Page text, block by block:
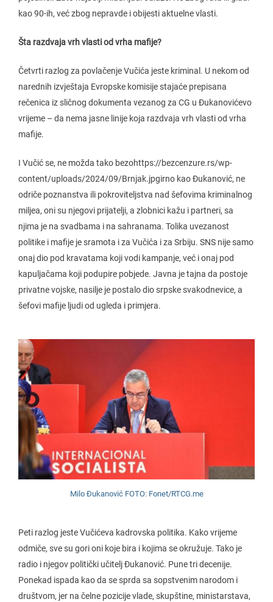
kao 90-ih, već zbog nepravde i obijesti aktuelne vlasti.
Šta razdvaja vrh vlasti od vrha mafije?
Četvrti razlog za povlačenje Vučića jeste kriminal. U nekom od
narednih izvještaja Evropske komisije stajaće prepisana
rečenica iz sličnog dokumenta vezanog za CG u Đukanovićevo
vrijeme – da nema jasne linije koja razdvaja vrh vlasti od vrha
mafije.
I Vučić se, ne možda tako bezohttps://bezcenzure.rs/wp-
content/uploads/2024/09/Brnjak.jpgirno kao Đukanović, ne
odriče poznanstva ili pokroviteljstva nad šefovima kriminalnog
miljea, oni su njegovi prijatelji, a zlobnici kažu i partneri, sa
njima je na svadbama i na sahranama. Tolika uvezanost
politike i mafije je sramota i za Vučića i za Srbiju. SNS nije samo
onaj dio pod kravatama koji vodi kampanje, već i onaj pod
kapuljačama koji podupire pobjede. Javna je tajna da postoje
privatne vojske, nasilje je postalo dio srpske svakodnevice, a
šefovi mafije ljudi od ugleda i primjera.
Milo Đukanović FOTO: Fonet/RTCG.me
Peti razlog jeste Vučićeva kadrovska politika. Kako vrijeme
odmiče, sve su gori oni koje bira i kojima se okružuje. Tako je
radio i njegov politički učitelj Đukanović. Pune tri decenije.
Ponekad ispada kao da se sprda sa sopstvenim narodom i
društvom, jer na čelne pozicije vlade, skupštine, ministarstava,